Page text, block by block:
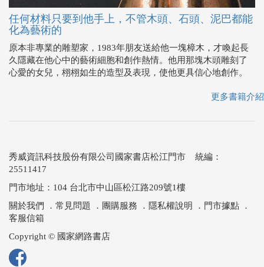
任何材料只要到他手上，不管木頭、石頭、泥巴都能
化為藝術的
原本非專業的雕塑家，1983年朋友送給他一塊樟木，才喚起長
久隱藏在他心中的藝術細胞和創作熱情。他用那塊木頭雕刻了
心愛的女兒，栩栩如生的造型及表現，使他更具信心地創作。
更多書籍介紹
秀威資訊科技股份有限公司國家書店松江門市 統編：
25511417
門市地址：104 台北市中山區松江路209號1樓
關於我們
． 常見問題 ． 團購服務 ． 隱私權說明 ． 門市據點 ．
客服信箱
Copyright © 國家網路書店